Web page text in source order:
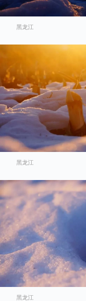
黑龙江
黑龙江
黑龙江